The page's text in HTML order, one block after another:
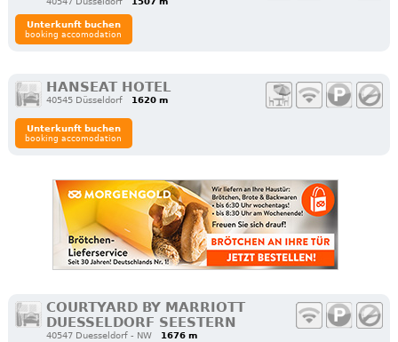
Unterkunft buchen
booking accomodation
HANSEAT HOTEL
40545 Düsseldorf 1620 m
Unterkunft buchen
booking accomodation
COURTYARD BY MARRIOTT
DUESSELDORF SEESTERN
40547 Duesseldorf - NW 1676 m